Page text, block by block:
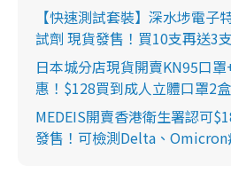
【快速測試套裝】深水埗電子
試劑 現貨發售！買10支再送3
日本城分店現貨開賣KN95口
惠！$128買到成人立體口罩2
MEDEIS開賣香港衛生署認可
發售！可檢測Delta、Omicron